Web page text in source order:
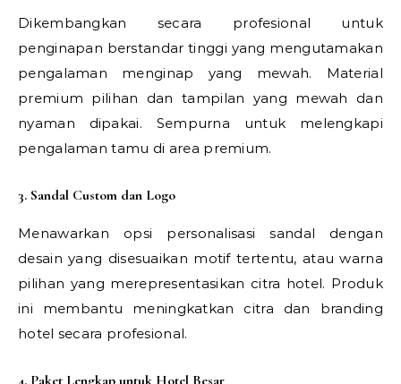
Dikembangkan secara profesional untuk
penginapan berstandar tinggi yang mengutamakan
pengalaman menginap yang mewah. Material
premium pilihan dan tampilan yang mewah dan
nyaman dipakai. Sempurna untuk melengkapi
pengalaman tamu di area premium.
3. Sandal Custom dan Logo
Menawarkan opsi personalisasi sandal dengan
desain yang disesuaikan motif tertentu, atau warna
pilihan yang merepresentasikan citra hotel. Produk
ini membantu meningkatkan citra dan branding
hotel secara profesional.
4. Paket Lengkap untuk Hotel Besar